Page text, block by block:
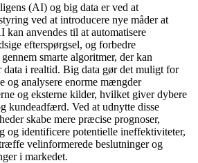
(AI) og big data er ved at
ved at introducere nye måder at
kan anvendes til at automatisere
efterspørgsel, og forbedre
smarte algoritmer, der kan
data i realtid. Big data gør det muligt for
og analysere enorme mængder
og eksterne kilder, hvilket giver dybere
kundeadfærd. Ved at udnytte disse
skabe mere præcise prognoser,
og identificere potentielle ineffektiviteter,
velinformerede beslutninger og
i markedet.